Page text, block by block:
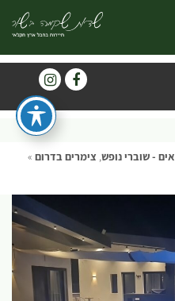
- שוברי נופש, צימרים בדרום »